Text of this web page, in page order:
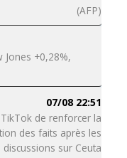
(AFP)
Jones +0,28%,
07/08 22:51
de renforcer la
des faits après les
discussions sur Ceuta